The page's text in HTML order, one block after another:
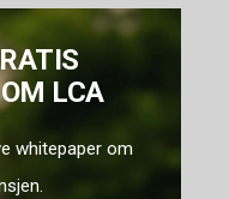
LCA
whitepaper om